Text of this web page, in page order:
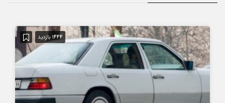
1444 بازدید